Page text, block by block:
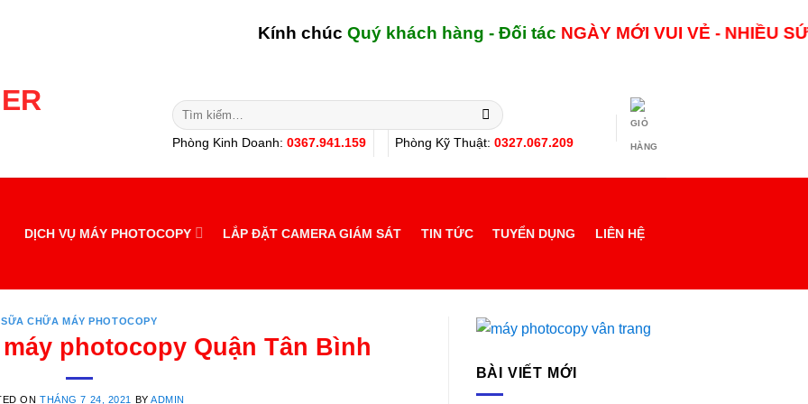
Kính chúcQuý khách hàng - Đối tác NGÀY MỚIVUI VẺ - NHIỀU SỨC
Tìm
kiếm:
Phòng Kinh Doanh: 0367.941.159 Phòng Kỹ Thuật: 0327.067.209
DỊCH VỤ MÁY PHOTOCOPY LẮP ĐẶT CAMERA GIÁM SÁT TIN TỨC TUYỂN DỤNG LIÊN HỆ
SỮA CHỮA MÁY PHOTOCOPY
photocopy Quận Tân Bình
ONTHÁNG 7 24, 2021 BYADMIN
BÀI VIẾT MỚI